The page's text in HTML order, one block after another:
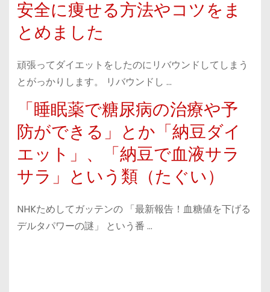
安全に痩せる方法やコツをま
とめました
頑張ってダイエットをしたのにリバウンドしてしまう
とがっかりします。 リバウンドし …
「睡眠薬で糖尿病の治療や予
防ができる」とか「納豆ダイ
エット」、「納豆で血液サラ
サラ」という類（たぐい）
NHKためしてガッテンの 「最新報告！血糖値を下げる
デルタパワーの謎」 という番 …